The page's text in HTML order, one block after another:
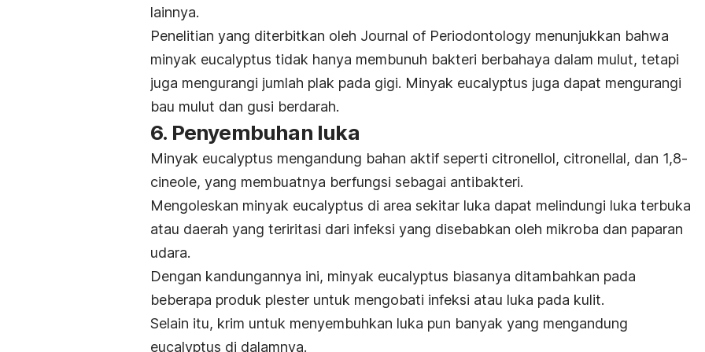
lainnya.
Penelitian yang diterbitkan oleh Journal of Periodontology menunjukkan bahwa
minyak eucalyptus tidak hanya membunuh bakteri berbahaya dalam mulut, tetapi
juga mengurangi jumlah plak pada gigi. Minyak eucalyptus juga dapat mengurangi
bau mulut dan gusi berdarah.
6. Penyembuhan luka
Minyak eucalyptus mengandung bahan aktif seperti citronellol, citronellal, dan 1,8-
cineole, yang membuatnya berfungsi sebagai antibakteri.
Mengoleskan minyak eucalyptus di area sekitar luka dapat melindungi luka terbuka
atau daerah yang teriritasi dari infeksi yang disebabkan oleh mikroba dan paparan
udara.
Dengan kandungannya ini, minyak eucalyptus biasanya ditambahkan pada
beberapa produk plester untuk mengobati infeksi atau luka pada kulit.
Selain itu, krim untuk menyembuhkan luka pun banyak yang mengandung
eucalyptus di dalamnya.